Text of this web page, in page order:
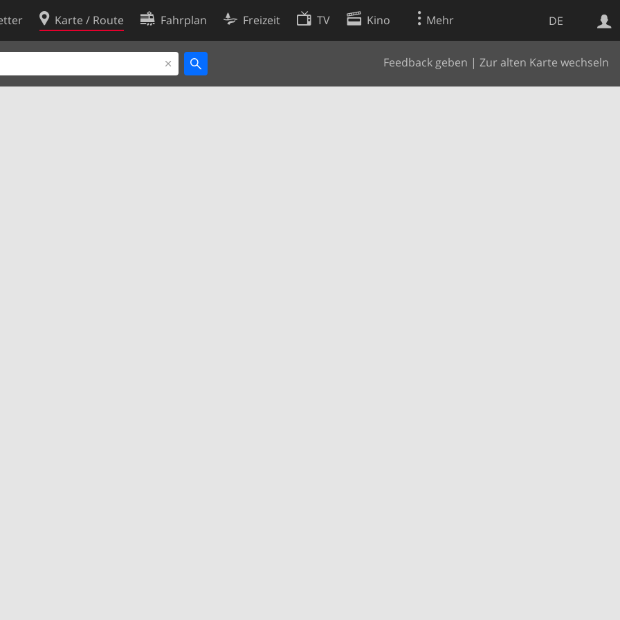
DE
Karte / Route Fahrplan Freizeit TV Kino Mehr
Feedback geben | Zur alten Karte wechseln
Websuche
Cookie-Richtlinie
Cookie-Einstellungen